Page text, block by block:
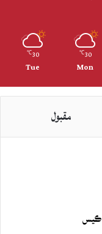
30
℃
Mon
30
℃
Tue
مقبول
ڪيس